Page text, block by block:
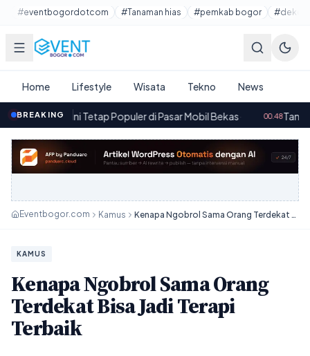
Lewati ke konten utama
#eventbogordotcom #Tanaman hias #pemkab bogor
Home Lifestyle Wisata Tekno News
BREAKING
Tetap Populer di Pasar Mobil Bekas· 00.48Tanaman Hidroponik
Eventbogor.com Kamus Kenapa Ngobrol Sama Orang Terdekat Bisa Jadi Terapi Terbaik
KAMUS
Kenapa Ngobrol Sama Orang
Terdekat Bisa Jadi Terapi
Terbaik